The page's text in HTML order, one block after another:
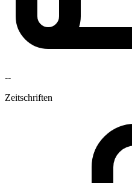
--
Zeitschriften